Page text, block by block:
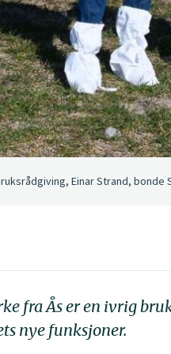
Einar Strand,
fra Ås er en ivrig
nye funksjoner.